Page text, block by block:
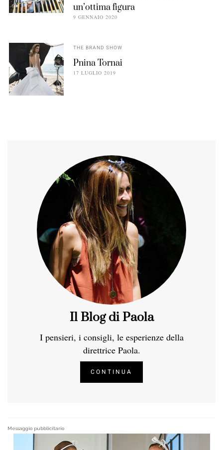
un’ottima figura
9 GENNAIO 2020
THE BRAND SHOW
Pnina Tornai
17 LUGLIO 2019
Il Blog di Paola
I pensieri, i consigli, le esperienze della
direttrice Paola.
CONTINUA
Messaggio pubblicitario